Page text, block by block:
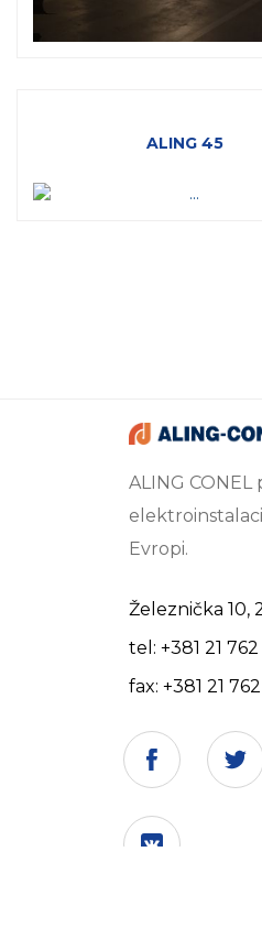
ALING 45
ALING
Evropi.
Železnička 10,
tel: +381 21
fax: +381 21